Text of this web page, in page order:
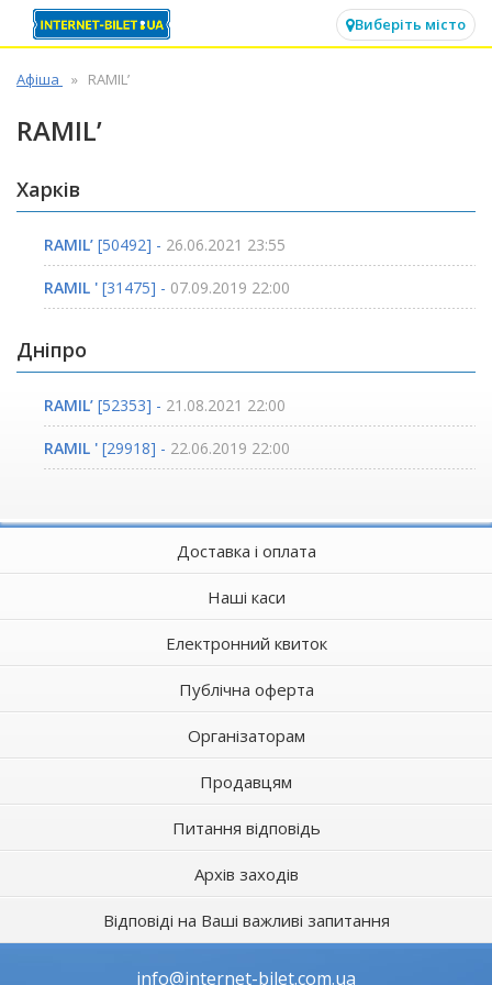
Виберіть місто
Афіша RAMIL’
RAMIL’
Харків
RAMIL’ [50492] - 26.06.2021 23:55
RAMIL ' [31475] - 07.09.2019 22:00
Дніпро
RAMIL’ [52353] - 21.08.2021 22:00
RAMIL ' [29918] - 22.06.2019 22:00
Доставка і оплата
Наші каси
Електронний квиток
Публічна оферта
Організаторам
Продавцям
Питання відповідь
Архів заходів
Відповіді на Ваші важливі запитання
info@internet-bilet.com.ua